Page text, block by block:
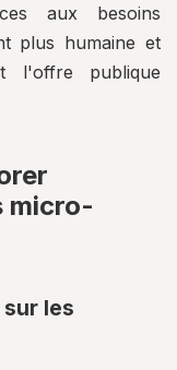
aux besoins
plus humaine et
l'offre publique
micro-
les